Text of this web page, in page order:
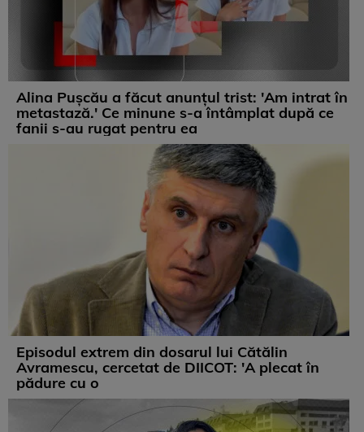
Alina Pușcău a făcut anunțul trist: 'Am intrat în
metastază.' Ce minune s-a întâmplat după ce
fanii s-au rugat pentru ea
Episodul extrem din dosarul lui Cătălin
Avramescu, cercetat de DIICOT: 'A plecat în
pădure cu o